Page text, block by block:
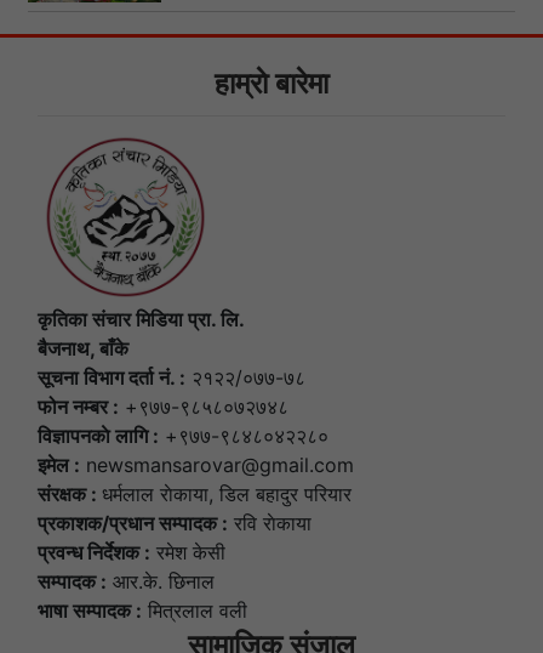
हाम्राे बारेमा
कृतिका संचार मिडिया प्रा. लि.
बैजनाथ, बाँके
सूचना विभाग दर्ता नं. : २१२२/०७७-७८
फोन नम्बर : +९७७-९८५८०७२७४८
विज्ञापनकाे लागि : +९७७-९८४८०४२२८०
इमेल : newsmansarovar@gmail.com
संरक्षक : धर्मलाल राेकाया, डिल बहादुर परियार
प्रकाशक/प्रधान सम्पादक : रवि राेकाया
प्रवन्ध निर्देशक : रमेश केसी
सम्पादक : आर.के. छिनाल
भाषा सम्पादक : मित्रलाल वली
सामाजिक संजाल